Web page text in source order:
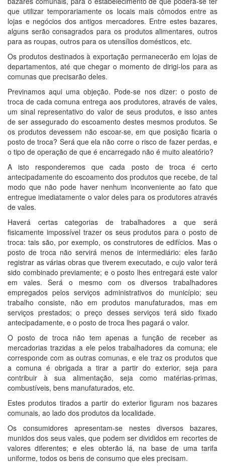
que utilizar temporariamente os locais mais cômodos entre as
lojas e negócios dos antigos mercadores. Entre estes bazares,
alguns serão consagrados para os produtos alimentares, outros
para as roupas, outros para os utensílios domésticos, etc.
Os produtos destinados à exportação permanecerão em lojas de
departamentos, até que chegar o momento de dirigi-los para as
comunas que precisarão deles.
Previnamos aqui uma objeção. Pode-se nos dizer: o posto de
troca de cada comuna entrega aos produtores, através de vales,
um sinal representativo do valor de seus produtos, e isso antes
de ser assegurado do escoamento destes mesmos produtos. Se
os produtos devessem não escoar-se, em que posição ficaria o
posto de troca? Será que ela não corre o risco de fazer perdas, e
o tipo de operação de que é encarregado não é muito aleatório?
A isto responderemos que cada posto de troca é certo
antecipadamente do escoamento dos produtos que recebe, de tal
modo que não pode haver nenhum inconveniente ao fato que
entregue imediatamente o valor deles para os produtores através
de vales.
Haverá certas categorias de trabalhadores a que será
fisicamente impossível trazer os seus produtos para o posto de
troca: tais são, por exemplo, os construtores de edifícios. Mas o
posto de troca não servirá menos de intermediário: eles farão
registrar as várias obras que tiverem executado, e cujo valor terá
sido combinado previamente; e o posto lhes entregará este valor
em vales. Será o mesmo com os diversos trabalhadores
empregados pelos serviços administrativos do município; seu
trabalho consiste, não em produtos manufaturados, mas em
serviços prestados; o preço desses serviços terá sido fixado
antecipadamente, e o posto de troca lhes pagará o valor.
O posto de troca não tem apenas a função de receber as
mercadorias trazidas a ele pelos trabalhadores da comuna; ele
corresponde com as outras comunas, e ele traz os produtos que
a comuna é obrigada a tirar a partir do exterior, seja para
contribuir à sua alimentação, seja como matérias-primas,
combustíveis, bens manufaturados, etc.
Estes produtos tirados a partir do exterior figuram nos bazares
comunais, ao lado dos produtos da localidade.
Os consumidores apresentam-se nestes diversos bazares,
munidos dos seus vales, que podem ser divididos em recortes de
valores diferentes; e eles obterão lá, na base de uma tarifa
uniforme, todos os bens de consumo que eles precisam.